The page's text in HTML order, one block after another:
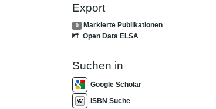
Export
0
Markierte Publikationen
Open Data ELSA
Suchen in
Google Scholar
ISBN Suche